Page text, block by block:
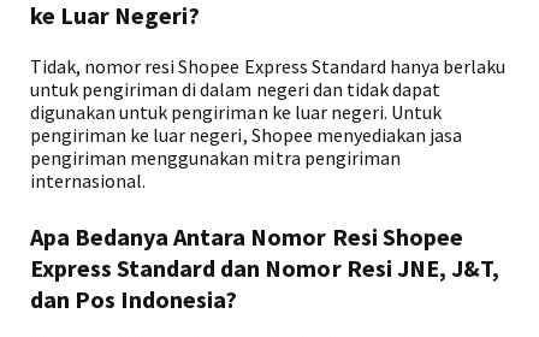
ke Luar Negeri?
Tidak, nomor resi Shopee Express Standard hanya berlaku
untuk pengiriman di dalam negeri dan tidak dapat
digunakan untuk pengiriman ke luar negeri. Untuk
pengiriman ke luar negeri, Shopee menyediakan jasa
pengiriman menggunakan mitra pengiriman
internasional.
Apa Bedanya Antara Nomor Resi Shopee
Express Standard dan Nomor Resi JNE, J&T,
dan Pos Indonesia?